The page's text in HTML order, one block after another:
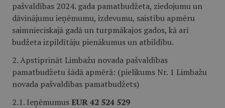
pašvaldības 2024. gada pamatbudžeta, ziedojumu un
dāvinājumu ieņēmumu, izdevumu, saistību apmēru
saimnieciskajā gadā un turpmākajos gados, kā arī
budžeta izpildītāju pienākumus un atbildību.
2. Apstiprināt Limbažu novada pašvaldības
pamatbudžetu šādā apmērā: (pielikums Nr. 1 Limbažu
novada pašvaldības pamatbudžets)
2.1. Ieņēmumus EUR 42 524 529